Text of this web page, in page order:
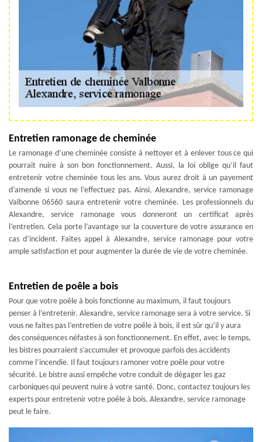
Entretien ramonage de cheminée
Le ramonage d’une cheminée consiste à nettoyer et à enlever tous ce qui
pourrait nuire à son bon fonctionnement. Aussi, la loi oblige qu’il faut
entretenir votre cheminée tous les ans. Vous aurez droit à un payement
d’amende si vous ne l’effectuez pas. Ainsi, Alexandre, service ramonage
Valbonne 06560 saura entretenir votre cheminée. Les professionnels du
Alexandre, service ramonage vous donneront un certificat après
l’entretien. Cela porte l’avantage sur la couverture de votre assurance en
cas d’incident. Faites appel à Alexandre, service ramonage pour votre
ample satisfaction et pour augmenter la durée de vie de votre cheminée.
Entretien de poêle a bois
Pour que votre poêle à bois fonctionne au maximum, il faut toujours
penser à l’entretenir. Alexandre, service ramonage sera à votre service. Si
vous ne faites pas l’entretien de votre poêle à bois, il est sûr qu’il y aura
des conséquences néfastes à son fonctionnement. En effet, avec le temps,
les bistres pourraient s’accumuler et provoque parfois des accidents
comme l’incendie. Il faut toujours ramoner votre poêle pour votre
sécurité. Le bistre aussi empêche votre conduit de dégager les gaz
carboniques qui peuvent nuire à votre santé. Donc, contactez toujours les
experts pour entretenir votre poêle à bois. Alexandre, service ramonage
peut le faire.